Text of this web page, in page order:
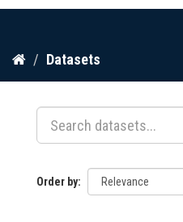
Skip
content
Datasets
Order by